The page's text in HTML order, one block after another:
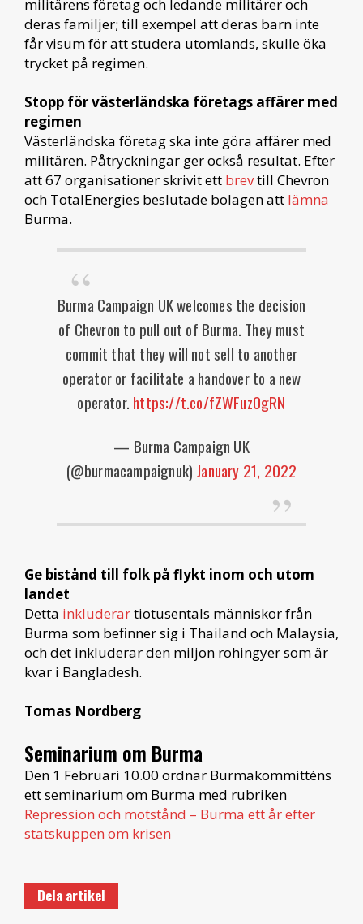
militärens företag och ledande militärer och
deras familjer; till exempel att deras barn inte
får visum för att studera utomlands, skulle öka
trycket på regimen.
Stopp för västerländska företags affärer med
regimen
Västerländska företag ska inte göra affärer med
militären. Påtryckningar ger också resultat. Efter
att 67 organisationer skrivit ett brevtill Chevron
och TotalEnergies beslutade bolagen att lämna
Burma.
Burma Campaign UK welcomes the decision
of Chevron to pull out of Burma. They must
commit that they will not sell to another
operator or facilitate a handover to a new
operator. https://t.co/fZWFuzOgRN
— Burma Campaign UK
(@burmacampaignuk) January 21, 2022
Ge bistånd till folk på flykt inom och utom
landet
Detta inkluderartiotusentals människor från
Burma som befinner sig i Thailand och Malaysia,
och det inkluderar den miljon rohingyer som är
kvar i Bangladesh.
Tomas Nordberg
Seminarium om Burma
Den 1 Februari 10.00 ordnar Burmakommitténs
ett seminarium om Burma med rubriken
Repression och motstånd – Burma ett år efter
statskuppen om krisen
Dela artikel